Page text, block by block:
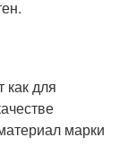
как для
марки